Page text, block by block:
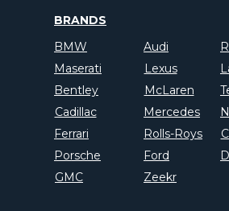
BRANDS
BMW Audi
Bentley
Cadillac
McLaren
Mercedes
Porsche
Rolls-Roys
Lexus
Ferrari
Maserati
Ford
GMC Zeekr